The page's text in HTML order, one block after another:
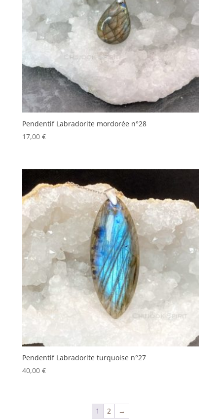
Pendentif Labradorite mordorée n°28
17,00 €
Pendentif Labradorite turquoise n°27
40,00 €
1 2 →